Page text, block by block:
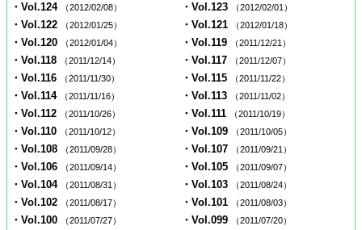
・Vol.124 （2012/02/08） ・Vol.123 （2012/02/01）
・Vol.122 （2012/01/25） ・Vol.121 （2012/01/18）
・Vol.120 （2012/01/04） ・Vol.119 （2011/12/21）
・Vol.118 （2011/12/14） ・Vol.117 （2011/12/07）
・Vol.116 （2011/11/30） ・Vol.115 （2011/11/22）
・Vol.114 （2011/11/16） ・Vol.113 （2011/11/02）
・Vol.112 （2011/10/26） ・Vol.111 （2011/10/19）
・Vol.110 （2011/10/12） ・Vol.109 （2011/10/05）
・Vol.108 （2011/09/28） ・Vol.107 （2011/09/21）
・Vol.106 （2011/09/14） ・Vol.105 （2011/09/07）
・Vol.104 （2011/08/31） ・Vol.103 （2011/08/24）
・Vol.102 （2011/08/17） ・Vol.101 （2011/08/03）
・Vol.100 （2011/07/27） ・Vol.099 （2011/07/20）